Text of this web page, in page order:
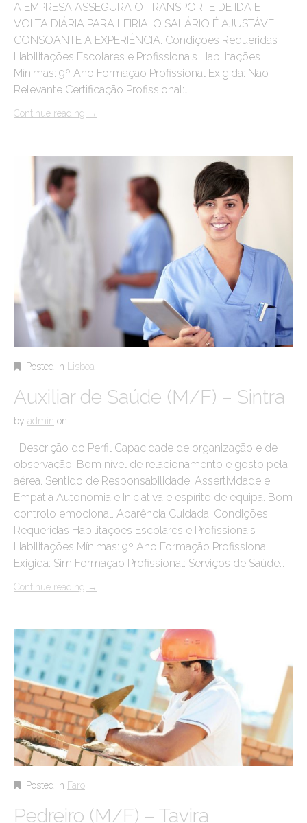
A EMPRESA ASSEGURA O TRANSPORTE DE IDA E
VOLTA DIÁRIA PARA LEIRIA. O SALÁRIO É AJUSTÁVEL
CONSOANTE A EXPERIÊNCIA. Condições Requeridas
Habilitações Escolares e Profissionais Habilitações
Mínimas: 9º Ano Formação Profissional Exigida: Não
Relevante Certificação Profissional:…
Continue reading →
Posted in Lisboa
Auxiliar de Saúde (M/F) – Sintra
by admin on
Descrição do Perfil Capacidade de organização e de
observação. Bom nível de relacionamento e gosto pela
aérea. Sentido de Responsabilidade, Assertividade e
Empatia Autonomia e Iniciativa e espírito de equipa. Bom
controlo emocional. Aparência Cuidada. Condições
Requeridas Habilitações Escolares e Profissionais
Habilitações Mínimas: 9º Ano Formação Profissional
Exigida: Sim Formação Profissional: Serviços de Saúde…
Continue reading →
Posted in Faro
Pedreiro (M/F) – Tavira